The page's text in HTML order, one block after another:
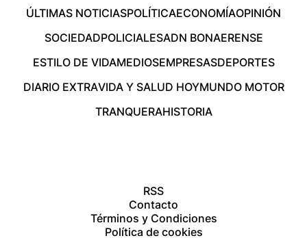
ÚLTIMAS NOTICIASPOLÍTICAECONOMÍAOPINIÓN
SOCIEDADPOLICIALESADN BONAERENSE
ESTILO DE VIDAMEDIOSEMPRESASDEPORTES
DIARIO EXTRAVIDA Y SALUD HOYMUNDO MOTOR
TRANQUERAHISTORIA
RSS
Contacto
Términos y Condiciones
Política de cookies